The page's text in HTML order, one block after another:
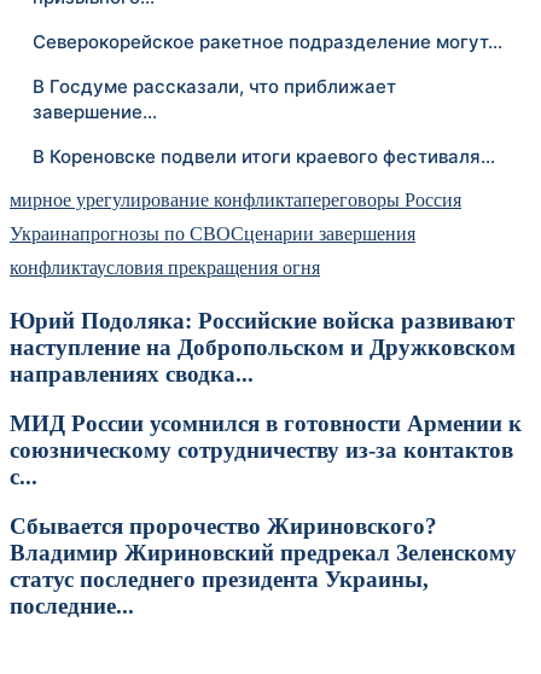
Северокорейское ракетное подразделение могут…
В Госдуме рассказали, что приближает
завершение…
В Кореновске подвели итоги краевого фестиваля…
мирное урегулирование конфликтапереговоры Россия
Украинапрогнозы по СВОСценарии завершения
конфликтаусловия прекращения огня
Юрий Подоляка: Российские войска развивают
наступление на Добропольском и Дружковском
направлениях сводка...
МИД России усомнился в готовности Армении к
союзническому сотрудничеству из-за контактов
с...
Сбывается пророчество Жириновского?
Владимир Жириновский предрекал Зеленскому
статус последнего президента Украины,
последние...